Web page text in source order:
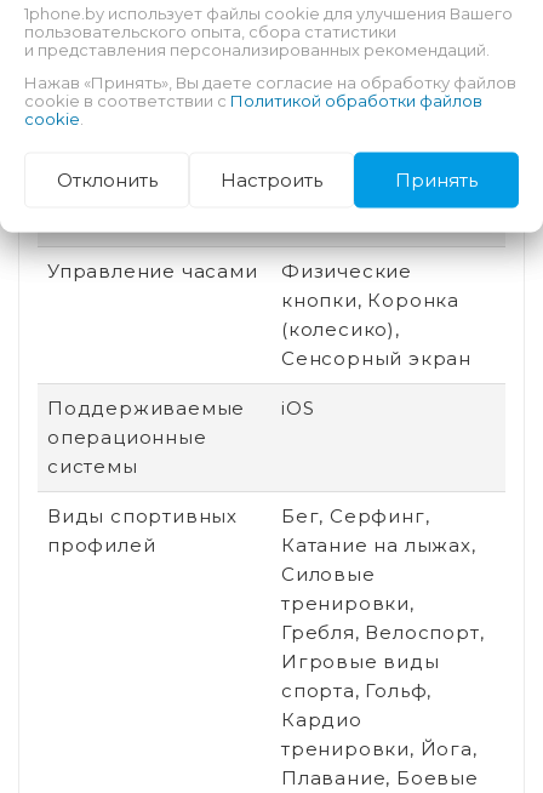
Размер корпуса 49 мм
Постоянная работа
экрана
Есть
Спортивные
Есть
Управление часами
Физические
кнопки, Коронка
(колесико),
Сенсорный экран
Поддерживаемые
операционные
системы
iOS
Виды спортивных
профилей
Бег, Серфинг,
Катание на лыжах,
Силовые
тренировки,
Гребля, Велоспорт,
Игровые виды
спорта, Гольф,
Кардио
тренировки, Йога,
Плавание, Боевые
1phone.by использует файлы cookie для улучшения Вашего
пользовательского опыта, сбора статистики
и представления персонализированных рекомендаций.
Нажав «Принять», Вы даете согласие на обработку файлов
cookie в соответствии с Политикой обработки файлов
cookie
Отклонить Настроить Принять